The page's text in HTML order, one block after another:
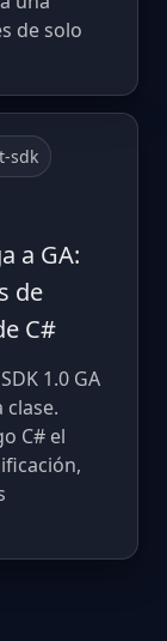
de solo
sdk
a GA:
de
C#
1.0 GA
clase.
C# el